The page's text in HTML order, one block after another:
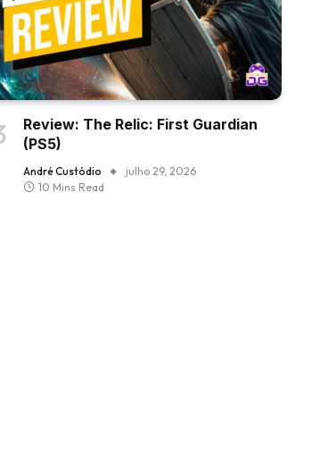
Review: The Relic: First Guardian
(PS5)
André Custódio
julho 29, 2026
10 Mins Read